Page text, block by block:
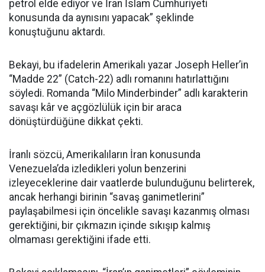
petrol elde ediyor ve İran İslam Cumhuriyeti
konusunda da aynısını yapacak” şeklinde
konuştuğunu aktardı.
Bekayi, bu ifadelerin Amerikalı yazar Joseph Heller’in
“Madde 22” (Catch-22) adlı romanını hatırlattığını
söyledi. Romanda “Milo Minderbinder” adlı karakterin
savaşı kâr ve açgözlülük için bir araca
dönüştürdüğüne dikkat çekti.
İranlı sözcü, Amerikalıların İran konusunda
Venezuela’da izledikleri yolun benzerini
izleyeceklerine dair vaatlerde bulunduğunu belirterek,
ancak herhangi birinin “savaş ganimetlerini”
paylaşabilmesi için öncelikle savaşı kazanmış olması
gerektiğini, bir çıkmazın içinde sıkışıp kalmış
olmaması gerektiğini ifade etti.